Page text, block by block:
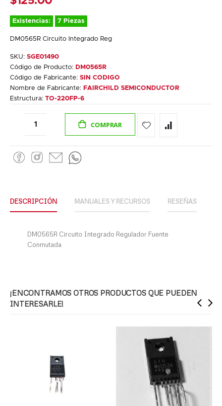
Existencias: 7 Piezas
DM0565R Circuito Integrado Reg
SKU: SGE01490
Código de Producto: DM0565R
Código de Fabricante: SIN CODIGO
Nombre de Fabricante: FAIRCHILD SEMICONDUCTOR
Estructura: TO-220FP-6
COMPRAR
DESCRIPCIÓN MANUALES Y RECURSOS RESEÑAS
DM0565R Circuito Integrado Regulador Fuente
Conmutada
¡ENCONTRAMOS OTROS PRODUCTOS QUE PUEDEN
INTERESARLE!